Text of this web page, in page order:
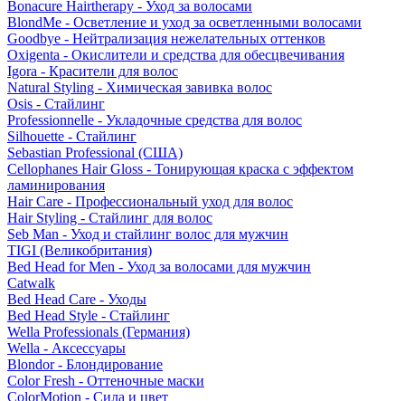
Bonacure Hairtherapy - Уход за волосами
BlondMe - Осветление и уход за осветленными волосами
Goodbye - Нейтрализация нежелательных оттенков
Oxigenta - Окислители и средства для обесцвечивания
Igora - Красители для волос
Natural Styling - Химическая завивка волос
Osis - Стайлинг
Professionnelle - Укладочные средства для волос
Silhouette - Стайлинг
Sebastian Professional (США)
Cellophanes Hair Gloss - Тонирующая краска с эффектом
ламинирования
Hair Care - Профессиональный уход для волос
Hair Styling - Стайлинг для волос
Seb Man - Уход и стайлинг волос для мужчин
TIGI (Великобритания)
Bed Head for Men - Уход за волосами для мужчин
Catwalk
Bed Head Care - Уходы
Bed Head Style - Стайлинг
Wella Professionals (Германия)
Wella - Аксессуары
Blondor - Блондирование
Color Fresh - Оттеночные маски
ColorMotion - Сила и цвет